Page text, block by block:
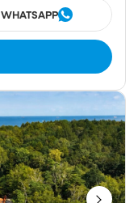
WHATSAPP